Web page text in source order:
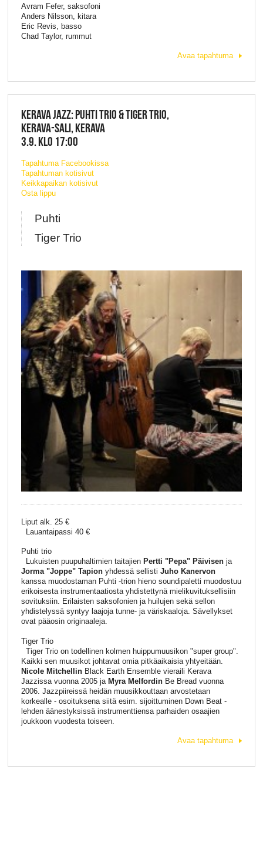
Avram Fefer, saksofoni
Anders Nilsson, kitara
Eric Revis, basso
Chad Taylor, rummut
Avaa tapahtuma
KERAVA JAZZ: PUHTI TRIO & TIGER TRIO,
KERAVA-SALI, KERAVA
3.9. KLO 17:00
Tapahtuma Facebookissa
Tapahtuman kotisivut
Keikkapaikan kotisivut
Osta lippu
Puhti
Tiger Trio
Liput alk. 25 €
Lauantaipassi 40 €
Puhti trio
Lukuisten puupuhaltimien taitajien Pertti "Pepa" Päivisenja
Jorma "Joppe" Tapionyhdessä sellisti Juho Kanervon
kanssa muodostaman Puhti -trion hieno soundipaletti muodostuu
erikoisesta instrumentaatiosta yhdistettynä mielikuvituksellisiin
sovituksiin. Erilaisten saksofonien ja huilujen sekä sellon
yhdistelyssä syntyy laajoja tunne- ja väriskaaloja. Sävellykset
ovat pääosin originaaleja.
Tiger Trio
Tiger Trio on todellinen kolmen huippumuusikon "super group".
Kaikki sen muusikot johtavat omia pitkäaikaisia yhtyeitään.
Nicole MitchellinBlack Earth Ensemble vieraili Kerava
Jazzissa vuonna 2005 ja Myra MelfordinBe Bread vuonna
2006. Jazzpiireissä heidän muusikkouttaan arvostetaan
korkealle - osoituksena siitä esim. sijoittuminen Down Beat -
lehden äänestyksissä instrumenttiensa parhaiden osaajien
joukkoon vuodesta toiseen.
Avaa tapahtuma